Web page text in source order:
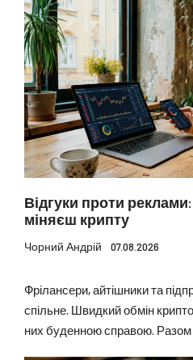
Відгуки проти
міняєш крипту
Чорний Андрій 07.08.2026
Фрілансери, айтішники та
спільне. Швидкий обмін
них буденною справою. Разом